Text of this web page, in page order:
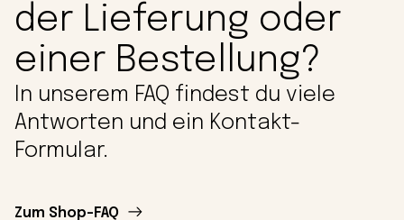
der Lieferung oder
einer Bestellung?
In unserem FAQ findest du viele
Antworten und ein Kontakt-
Formular.
Zum Shop-FAQ